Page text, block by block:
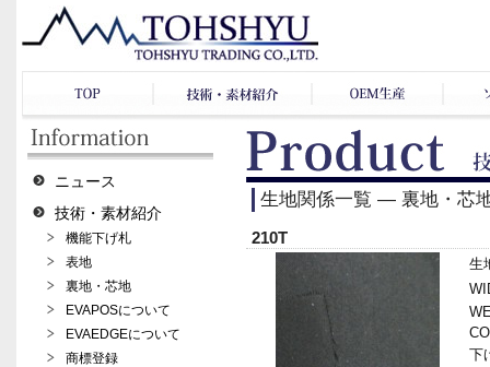
ニュース
技術・素材紹介
機能下げ札
表地
裏地・芯地
EVAPOSについて
EVAEDGEについて
商標登録
生地関係一覧 ― 裏地・芯
210T
生
下